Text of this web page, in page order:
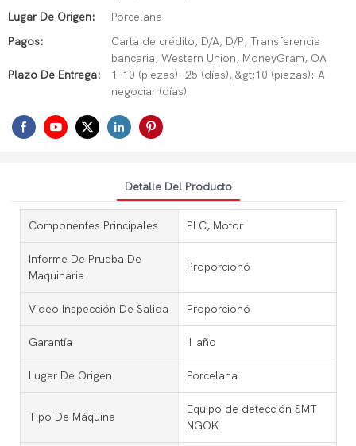
Lugar De Origen:
Porcelana
Pagos:
Carta de crédito, D/A, D/P, Transferencia
bancaria, Western Union, MoneyGram, OA
Plazo De Entrega:
1-10 (piezas): 25 (días), &gt;10 (piezas): A
negociar (días)
Detalle Del Producto
Componentes Principales PLC, Motor
Informe De Prueba De
Maquinaria
Proporcionó
Video Inspección De Salida Proporcionó
Garantía 1 año
Lugar De Origen Porcelana
Tipo De Máquina
Equipo de detección SMT
NGOK